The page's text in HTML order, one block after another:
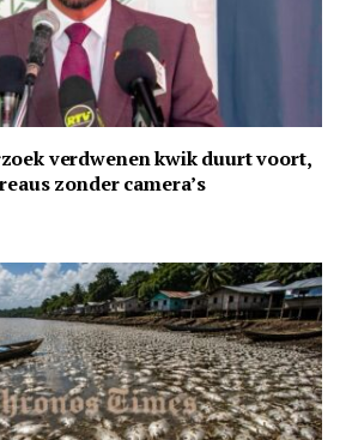
verdwenen kwik duurt voort,
zonder camera’s